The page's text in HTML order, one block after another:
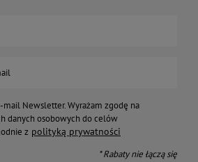
mail Newsletter. Wyrażam zgodę na
danych osobowych do celów
z polityką prywatności
* Rabaty nie łączą się